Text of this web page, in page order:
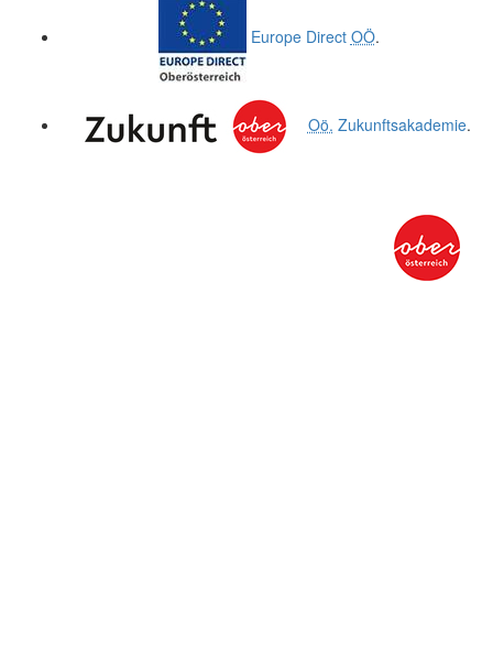
Europe Direct OÖ.
Oö. Zukunftsakademie.